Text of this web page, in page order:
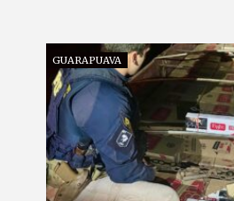
GUARAPUAVA